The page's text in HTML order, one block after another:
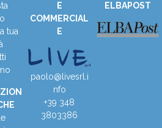
tua
E
COMMERCIAL
E
paolo@livesrl.i
nfo
+39 348
3803386
ELBAPOST